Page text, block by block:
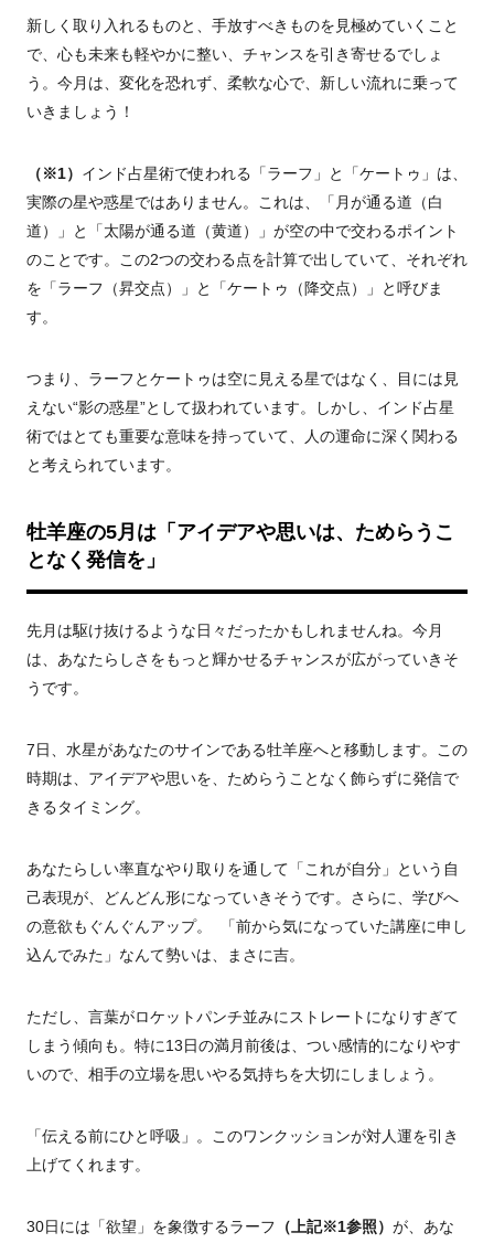
新しく取り入れるものと、手放すべきものを見極めていくこと
で、心も未来も軽やかに整い、チャンスを引き寄せるでしょ
う。今月は、変化を恐れず、柔軟な心で、新しい流れに乗って
いきましょう！
（※1） インド占星術で使われる「ラーフ」と「ケートゥ」は、
実際の星や惑星ではありません。これは、「月が通る道（白
道）」と「太陽が通る道（黄道）」が空の中で交わるポイント
のことです。この2つの交わる点を計算で出していて、それぞれ
を「ラーフ（昇交点）」と「ケートゥ（降交点）」と呼びま
す。
つまり、ラーフとケートゥは空に見える星ではなく、目には見
えない“影の惑星”として扱われています。しかし、インド占星
術ではとても重要な意味を持っていて、人の運命に深く関わる
と考えられています。
牡羊座の5月は「アイデアや思いは、ためらうこ
となく発信を」
先月は駆け抜けるような日々だったかもしれませんね。今月
は、あなたらしさをもっと輝かせるチャンスが広がっていきそ
うです。
7日、水星があなたのサインである牡羊座へと移動します。この
時期は、アイデアや思いを、ためらうことなく飾らずに発信で
きるタイミング。
あなたらしい率直なやり取りを通して「これが自分」という自
己表現が、どんどん形になっていきそうです。さらに、学びへ
の意欲もぐんぐんアップ。 「前から気になっていた講座に申し
込んでみた」なんて勢いは、まさに吉。
ただし、言葉がロケットパンチ並みにストレートになりすぎて
しまう傾向も。特に13日の満月前後は、つい感情的になりやす
いので、相手の立場を思いやる気持ちを大切にしましょう。
「伝える前にひと呼吸」。このワンクッションが対人運を引き
上げてくれます。
30日には「欲望」を象徴するラーフ （上記※1参照） が、あな